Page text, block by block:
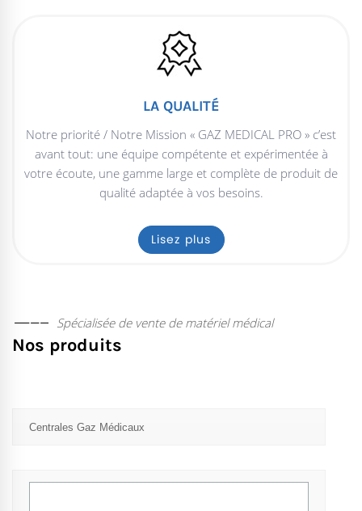
LA QUALITÉ
Notre priorité / Notre Mission « GAZ MEDICAL PRO » c’est
avant tout: une équipe compétente et expérimentée à
votre écoute, une gamme large et complète de produit de
qualité adaptée à vos besoins.
Lisez plus
Spécialisée de vente de matériel médical
Nos produits
Centrales Gaz Médicaux